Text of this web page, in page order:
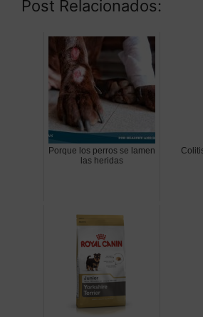
Post Relacionados:
Porque los perros se lamen
las heridas